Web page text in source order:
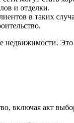
и отделки.
в таких
недвижимости.
включая акт